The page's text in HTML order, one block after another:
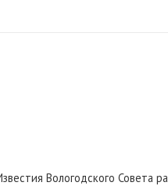
Север»
Вологодского Совета